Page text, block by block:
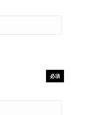
必須